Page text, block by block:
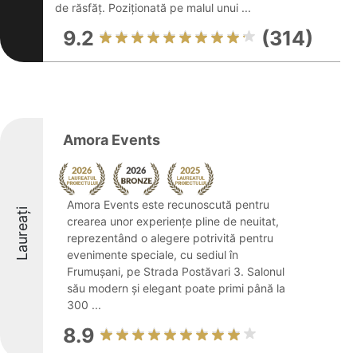
de răsfăț. Poziționată pe malul unui ...
9.2 (314)
Laureați
Amora Events
Amora Events este recunoscută pentru
crearea unor experiențe pline de neuitat,
reprezentând o alegere potrivită pentru
evenimente speciale, cu sediul în
Frumușani, pe Strada Postăvari 3. Salonul
său modern și elegant poate primi până la
300 ...
8.9